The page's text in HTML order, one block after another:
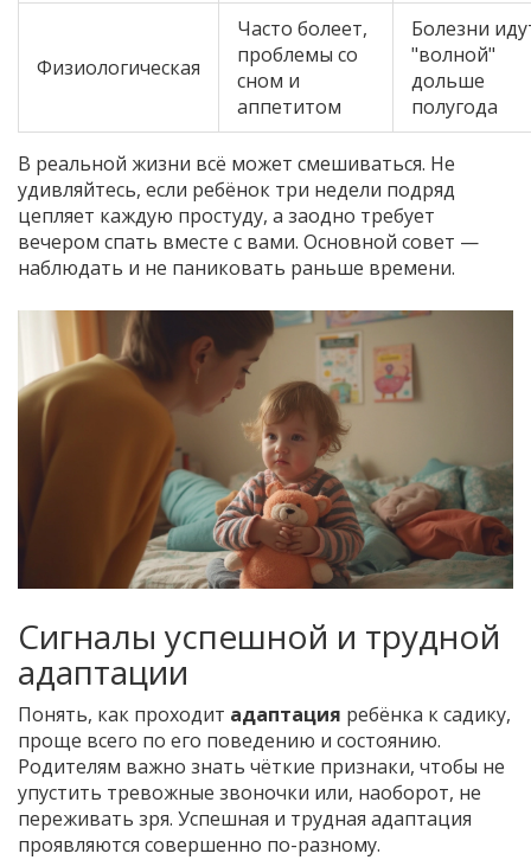
Физиологическая
Часто болеет,
проблемы со
сном и
аппетитом
Болезни
"волной"
дольше
полугода
В реальной жизни всё может смешиваться. Не
удивляйтесь, если ребёнок три недели подряд
цепляет каждую простуду, а заодно требует
вечером спать вместе с вами. Основной совет —
наблюдать и не паниковать раньше времени.
Сигналы успешной и трудной
адаптации
Понять, как проходит адаптация ребёнка к садику,
проще всего по его поведению и состоянию.
Родителям важно знать чёткие признаки, чтобы не
упустить тревожные звоночки или, наоборот, не
переживать зря. Успешная и трудная адаптация
проявляются совершенно по-разному.